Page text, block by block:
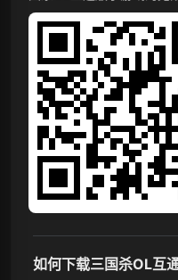
如何下载三国杀OL互